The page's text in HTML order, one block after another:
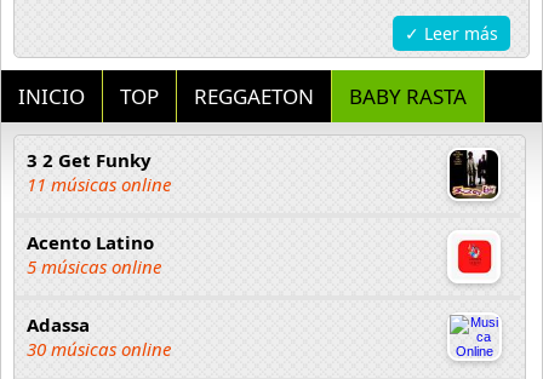
✓ Leer más
INICIO TOP REGGAETON BABY RASTA
3 2 Get Funky
11 músicas online
Acento Latino
5 músicas online
Adassa
30 músicas online